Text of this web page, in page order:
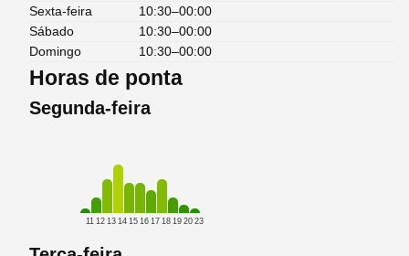
Sexta-feira
10:30–00:00
Sábado
10:30–00:00
Domingo
10:30–00:00
Horas de ponta
Segunda-feira
11 12 13 14 15 16 17 18 19 20 23